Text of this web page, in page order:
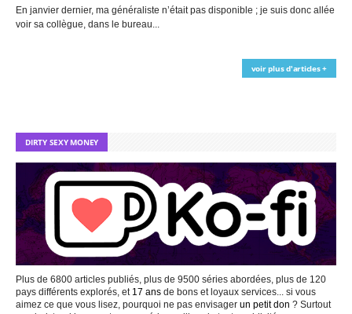
En janvier dernier, ma généraliste n’était pas disponible ; je suis donc allée
voir sa collègue, dans le bureau...
voir plus d'articles +
DIRTY SEXY MONEY
Plus de 6800 articles publiés, plus de 9500 séries abordées, plus de 120
pays différents explorés, et 17 ans de bons et loyaux services... si vous
aimez ce que vous lisez, pourquoi ne pas envisager un petit don ? Surtout